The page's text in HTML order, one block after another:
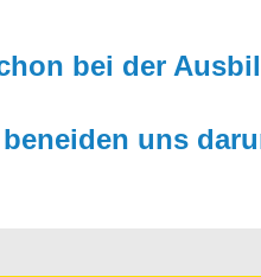
bei der
uns